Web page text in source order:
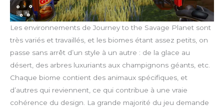
Les environnements de Journey to the Savage Planet sont
très variés et travaillés, et les biomes étant assez petits, on
passe sans arrêt d’un style à un autre : de la glace au
désert, des arbres luxuriants aux champignons géants, etc.
Chaque biome contient des animaux spécifiques, et
d’autres qui reviennent, ce qui contribue à une vraie
cohérence du design. La grande majorité du jeu demande